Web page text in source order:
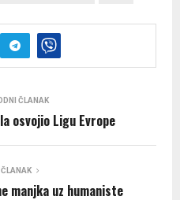
ČLANAK
osvojio Ligu Evrope
manjka uz humaniste